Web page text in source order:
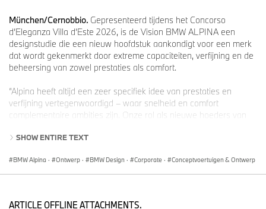
München/Cernobbio. Gepresenteerd tijdens het Concorso
d’Eleganza Villa d’Este 2026, is de Vision BMW ALPINA een
designstudie die een nieuw hoofdstuk aankondigt voor een merk
dat wordt gekenmerkt door extreme capaciteiten, verfijning en de
beheersing van zowel prestaties als comfort.
“Alpina heeft altijd een zeer specifiek idee van prestaties en
verfijning vertegenwoordigd – waar snelheid en comfort
complementaire ambities zijn. Onze rol als nieuwe hoeders van
vorm te geven binnen een hedendaagse context”, zegt Adrian
laat zien hoe deze kwaliteiten met discipline en moderniteit tot
uiting kunnen komen en hij geeft aan welke richting we voor dit
SHOW ENTIRE TEXT
BMW Alpina · Ontwerp · BMW Design · Corporate · Conceptvoertuigen & Ontwerp
ARTICLE OFFLINE ATTACHMENTS.